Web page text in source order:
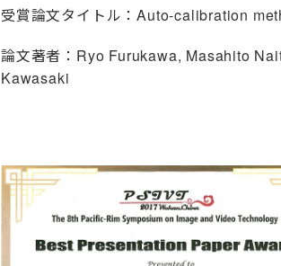
受賞論文タイトル：Auto-calibration
論文著者：Ryo Furukawa, Masahito
Kawasaki